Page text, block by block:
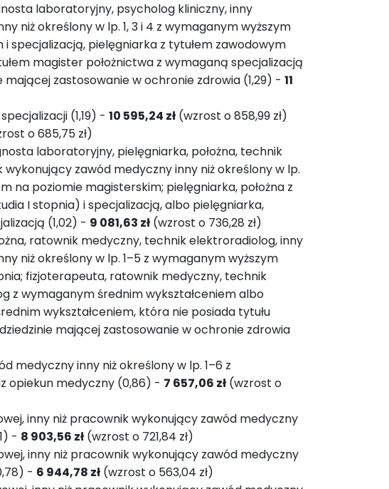
laboratoryjny, psycholog kliniczny, inny
niż określony w lp. 1, 3 i 4 z wymaganym wyższym
specjalizacją, pielęgniarka z tytułem zawodowym
magister położnictwa z wymaganą specjalizacją
zastosowanie w ochronie zdrowia (1,29) - 11
(1,19) - 10 595,24 zł (wzrost o 858,99 zł)
o 685,75 zł)
laboratoryjny, pielęgniarka, położna, technik
zawód medyczny inny niż określony w lp.
na poziomie magisterskim; pielęgniarka, położna z
I stopnia) i specjalizacją, albo pielęgniarka,
(1,02) - 9 081,63 zł (wzrost o 736,28 zł)
ratownik medyczny, technik elektroradiolog, inny
niż określony w lp. 1–5 z wymaganym wyższym
fizjoterapeuta, ratownik medyczny, technik
z wymaganym średnim wykształceniem albo
wykształceniem, która nie posiada tytułu
mającej zastosowanie w ochronie zdrowia
medyczny inny niż określony w lp. 1–6 z
opiekun medyczny (0,86) - 7 657,06 zł (wzrost o
inny niż pracownik wykonujący zawód medyczny
- 8 903,56 zł (wzrost o 721,84 zł)
inny niż pracownik wykonujący zawód medyczny
- 6 944,78 zł (wzrost o 563,04 zł)